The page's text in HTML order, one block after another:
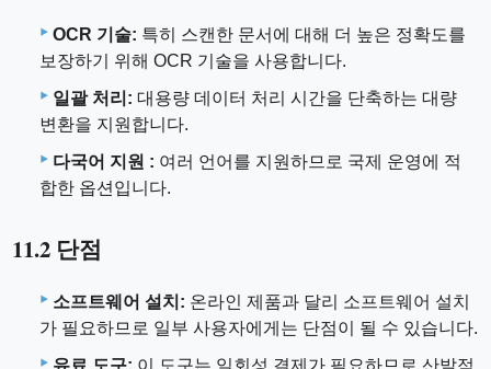
OCR 기술: 특히 스캔한 문서에 대해 더 높은 정확도를
보장하기 위해 OCR 기술을 사용합니다.
일괄 처리: 대용량 데이터 처리 시간을 단축하는 대량
변환을 지원합니다.
다국어 지원 : 여러 언어를 지원하므로 국제 운영에 적
합한 옵션입니다.
11.2 단점
소프트웨어 설치: 온라인 제품과 달리 소프트웨어 설치
가 필요하므로 일부 사용자에게는 단점이 될 수 있습니다.
유료 도구: 이 도구는 일회성 결제가 필요하므로 산발적